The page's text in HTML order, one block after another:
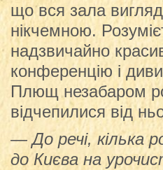
що вся зала
нікчемною.
надзвичайно
конференцію і
Плющ незабаром
відчепилися від
— До речі, кілька
до Києва на